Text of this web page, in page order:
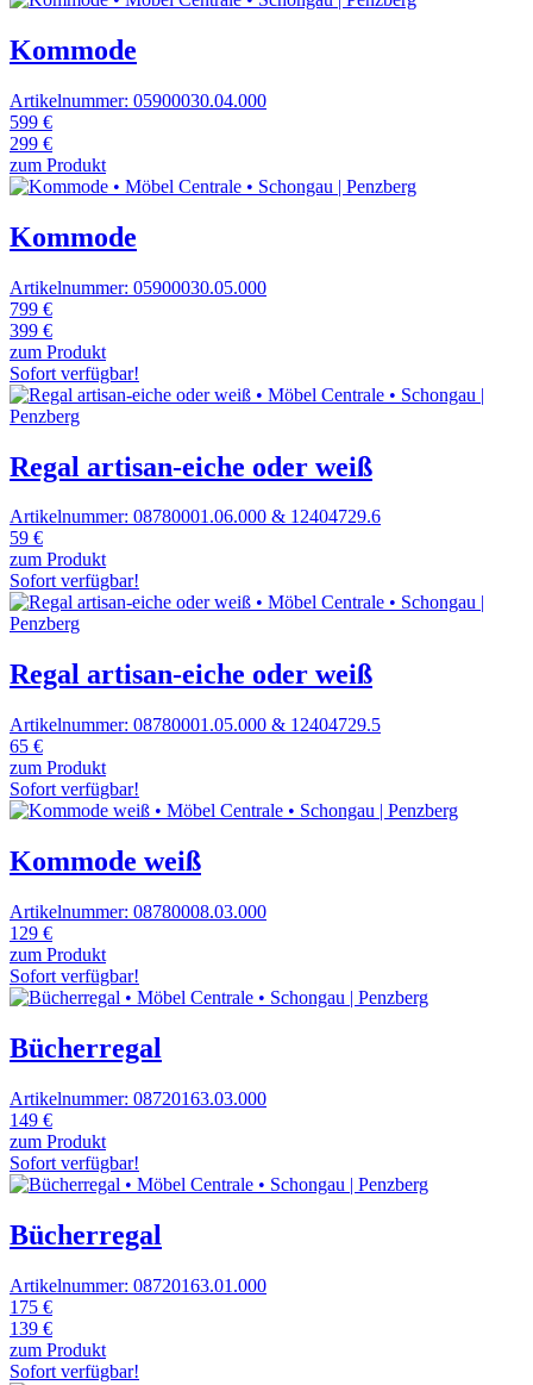
Kommode
Artikelnummer: 05900030.04.000
599 €
299 €
zum Produkt
Kommode
Artikelnummer: 05900030.05.000
799 €
399 €
zum Produkt
Sofort verfügbar!
Regal artisan-eiche oder weiß
Artikelnummer: 08780001.06.000 & 12404729.6
59 €
zum Produkt
Sofort verfügbar!
Regal artisan-eiche oder weiß
Artikelnummer: 08780001.05.000 & 12404729.5
65 €
zum Produkt
Sofort verfügbar!
Kommode weiß
Artikelnummer: 08780008.03.000
129 €
zum Produkt
Sofort verfügbar!
Bücherregal
Artikelnummer: 08720163.03.000
149 €
zum Produkt
Sofort verfügbar!
Bücherregal
Artikelnummer: 08720163.01.000
175 €
139 €
zum Produkt
Sofort verfügbar!